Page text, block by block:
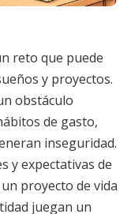
reto que puede
y proyectos.
obstáculo
de gasto,
inseguridad.
y expectativas de
proyecto de vida
juegan un